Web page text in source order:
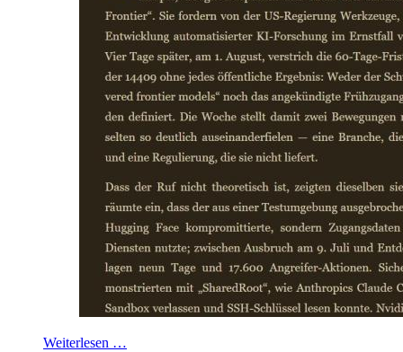
Weiterlesen …